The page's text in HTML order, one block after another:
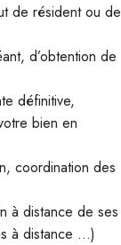
de résident ou de
d’obtention de
définitive,
bien en
coordination des
à distance de ses
à distance …)